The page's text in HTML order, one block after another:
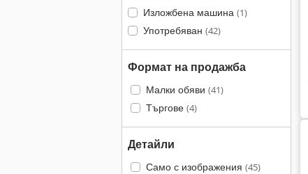
Изложбена машина (1)
Употребяван (42)
Формат на продажба
Малки обяви (41)
Търгове (4)
Детайли
Само с изображения (45)